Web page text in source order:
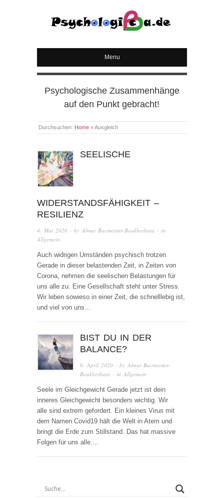
PSYCHOLOGICA
Menu
Psychologische Zusammenhänge
auf den Punkt gebracht!
Durchsuchen: Home »Ausgleich
SEELISCHE
WIDERSTANDSFÄHIGKEIT –
RESILIENZ
4. Mai 2020 · by Almut Bacmeister-Boukherbata · in
Allgemein
Auch widrigen Umständen psychisch trotzen
Gerade in dieser belastenden Zeit, in Zeiten von
Corona, nehmen die seelischen Belastungen für
uns alle zu. Eine Gesellschaft steht unter Stress.
Wir leben sowieso in einer Zeit, die schnelllebig ist,
und viel von uns…
BIST DU IN DER
BALANCE?
6. April 2020 · byAlmut Bacmeister-
Boukherbata · inAllgemein
Seele im Gleichgewicht Gerade jetzt ist dein
inneres Gleichgewicht besonders wichtig. Wir
alle sind extrem gefordert. Ein kleines Virus mit
dem Namen Covid19 hält die Welt in Atem und
bringt die Erde zum Stillstand. Das hat massive
Folgen für uns alle….